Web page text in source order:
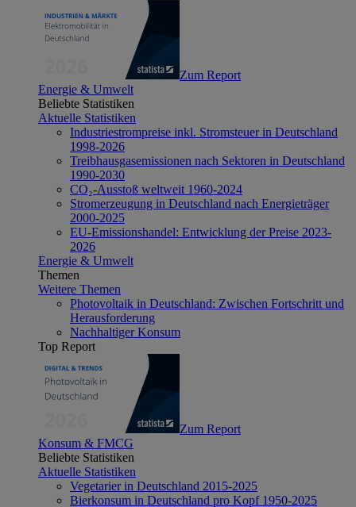
Zum Report
Energie & Umwelt
Beliebte Statistiken
Aktuelle Statistiken
Industriestrompreise inkl. Stromsteuer in Deutschland
1998-2026
Treibhausgasemissionen nach Sektoren in Deutschland
1990-2030
CO₂-Ausstoß weltweit 1960-2024
Stromerzeugung in Deutschland nach Energieträger
2000-2025
EU-Emissionshandel: Entwicklung der Preise 2023-
2026
Energie & Umwelt
Themen
Weitere Themen
Photovoltaik in Deutschland: Zwischen Fortschritt und
Herausforderung
Nachhaltiger Konsum
Top Report
Zum Report
Konsum & FMCG
Beliebte Statistiken
Aktuelle Statistiken
Vegetarier in Deutschland 2015-2025
Bierkonsum in Deutschland pro Kopf 1950-2025